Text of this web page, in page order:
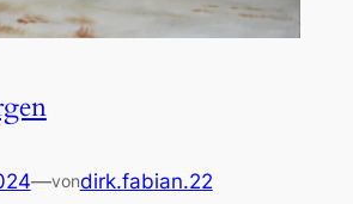
—vondirk.fabian.22